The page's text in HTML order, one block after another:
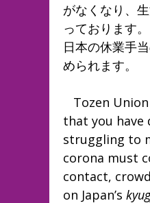
がなくなり、
っております
日本の休業手
められます。
Tozen
that you have
struggling to
corona must
contact,
on Japan’s